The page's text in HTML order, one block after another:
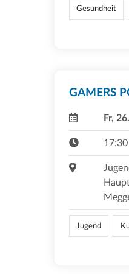
Gesundheit
GAMERS
Fr,
Jugend